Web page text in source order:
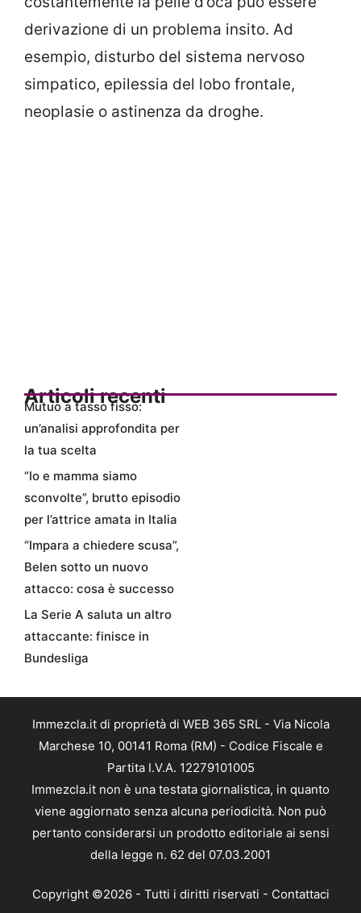
derivazione di un problema insito. Ad
esempio, disturbo del sistema nervoso
simpatico, epilessia del lobo frontale,
neoplasie o astinenza da droghe.
Articoli recenti
Mutuo a tasso fisso:
un’analisi approfondita per
la tua scelta
“Io e mamma siamo
sconvolte”, brutto episodio
per l’attrice amata in Italia
“Impara a chiedere scusa”,
Belen sotto un nuovo
attacco: cosa è successo
La Serie A saluta un altro
attaccante: finisce in
Bundesliga
Immezcla.it di proprietà di WEB 365 SRL - Via Nicola
Marchese 10, 00141 Roma (RM) - Codice Fiscale e
Partita I.V.A. 12279101005
Immezcla.it non è una testata giornalistica, in quanto
viene aggiornato senza alcuna periodicità. Non può
pertanto considerarsi un prodotto editoriale ai sensi
della legge n. 62 del 07.03.2001
Copyright ©2026 - Tutti i diritti riservati - Contattaci